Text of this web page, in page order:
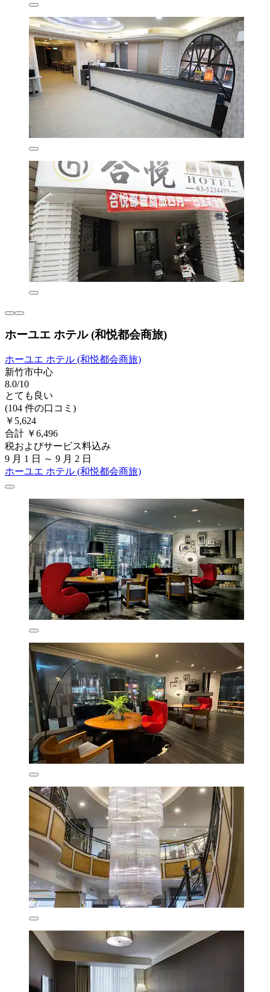
ホーユエ ホテル (和悦都会商旅)
ホーユエ ホテル (和悦都会商旅)
新竹市中心
8.0/10
とても良い
(104 件の口コミ)
￥5,624
合計 ￥6,496
税およびサービス料込み
9 月 1 日 ～ 9 月 2 日
ホーユエ ホテル (和悦都会商旅)